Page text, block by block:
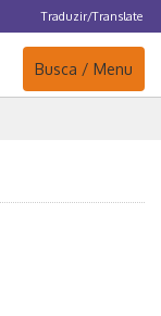
Traduzir/Translate
Navegação
Busca / Menu